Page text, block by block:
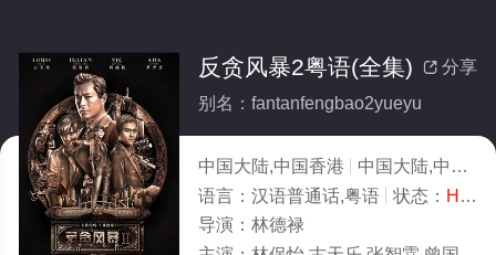
 分享
反贪风暴2粤语(全集)
别名：fantanfengbao2yueyu
中国大陆,中国香港
中国大陆,中国香港,犯罪,剧情
语言： 汉语普通话,粤语 状态： HD粤语/高清
导演： 林德禄